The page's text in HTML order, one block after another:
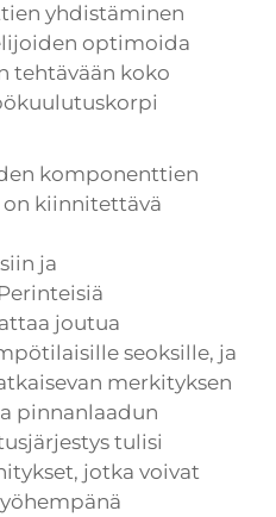
yhdistäminen
optimoida
tehtävään koko
komponenttien
kiinnitettävä
ja
joutua
seoksille, ja
merkityksen
pinnanlaadun
tulisi
jotka voivat